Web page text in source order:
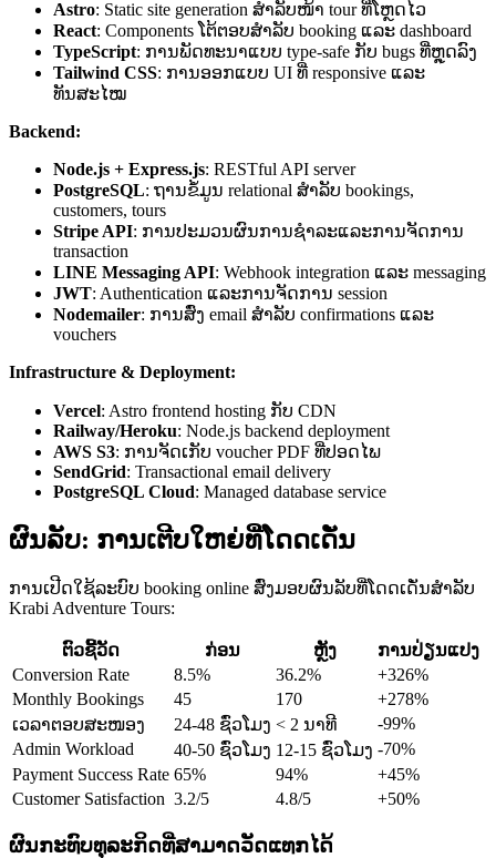
Astro: Static site generation ສຳລັບໜ້າ tour ທີ່ໂຫຼດໄວ
React: Components ໂຕ້ຕອບສຳລັບ booking ແລະ dashboard
TypeScript: ການພັດທະນາແບບ type-safe ກັບ bugs ທີ່ຫຼຸດລົງ
Tailwind CSS: ການອອກແບບ UI ທີ່ responsive ແລະ
ທັນສະໄໝ
Backend:
Node.js + Express.js: RESTful API server
PostgreSQL: ຖານຂໍ້ມູນ relational ສຳລັບ bookings,
customers, tours
Stripe API: ການປະມວນຜົນການຊຳລະແລະການຈັດການ
transaction
LINE Messaging API: Webhook integration ແລະ messaging
JWT: Authentication ແລະການຈັດການ session
Nodemailer: ການສົ່ງ email ສຳລັບ confirmations ແລະ
vouchers
Infrastructure & Deployment:
Vercel: Astro frontend hosting ກັບ CDN
Railway/Heroku: Node.js backend deployment
AWS S3: ການຈັດເກັບ voucher PDF ທີ່ປອດໄພ
SendGrid: Transactional email delivery
PostgreSQL Cloud: Managed database service
ຜົນລັບ: ການເຕີບໃຫຍ່ທີ່ໂດດເດັ່ນ
ການເປີດໃຊ້ລະບົບ booking online ສົ່ງມອບຜົນລັບທີ່ໂດດເດັ່ນສຳລັບ
Krabi Adventure Tours:
ຕົວຊີ້ວັດ ກ່ອນ ຫຼັງ
ການປ່ຽນແປງ
Conversion Rate
8.5% 36.2%
+326%
Monthly Bookings
45 170
+278%
ເວລາຕອບສະໜອງ
24-48 ຊົ່ວໂມງ < 2 ນາທີ
-99%
Admin Workload
40-50 ຊົ່ວໂມງ 12-15 ຊົ່ວໂມງ -70%
Payment Success Rate 65% 94%
+45%
Customer Satisfaction 3.2/5 4.8/5 +50%
ຜົນກະທົບທຸລະກິດທີ່ສາມາດວັດແທກໄດ້